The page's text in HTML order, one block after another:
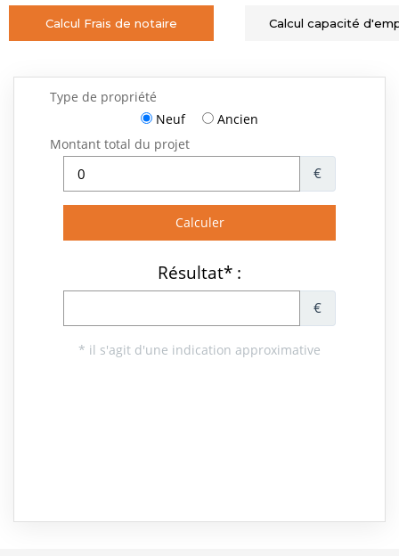
Calcul Frais de notaire Calcul capacité